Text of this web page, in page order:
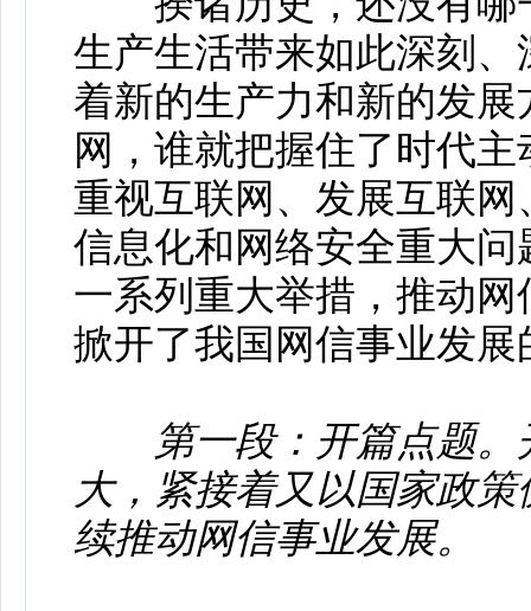
生产生活带来如此深刻
着新的生产力和新的发
网，谁就把握住了时代
重视互联网、发展互联
信息化和网络安全重大
一系列重大举措，推动
掀开了我国网信事业发展
第一段：开篇点题。
大，紧接着又以国家政
续推动网信事业发展。